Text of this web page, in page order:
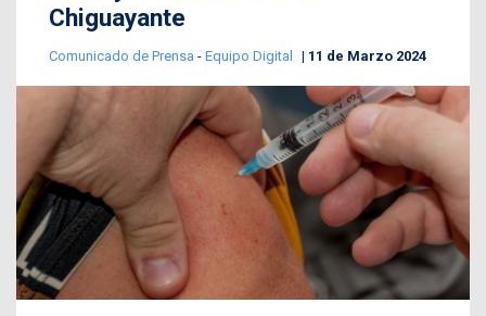
Chiguayante
Comunicado de Prensa - Equipo Digital 11 de Marzo 2024